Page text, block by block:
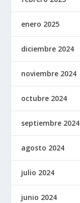
enero 2025
diciembre 2024
noviembre 2024
octubre 2024
septiembre 2024
agosto 2024
julio 2024
junio 2024